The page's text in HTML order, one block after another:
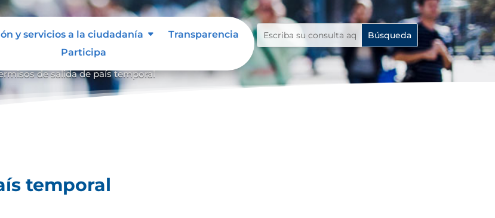
y servicios a la ciudadanía
Transparencia
Participa
de salida de país temporal
temporal